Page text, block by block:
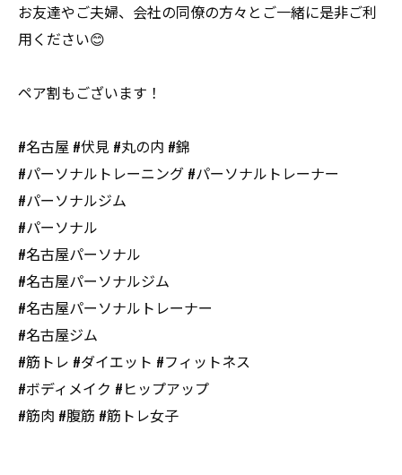
お友達やご夫婦、会社の同僚の方々とご一緒に是非ご利
用ください😊
ペア割もございます！
#名古屋 #伏見 #丸の内 #錦
#パーソナルトレーニング #パーソナルトレーナー
#パーソナルジム
#パーソナル
#名古屋パーソナル
#名古屋パーソナルジム
#名古屋パーソナルトレーナー
#名古屋ジム
#筋トレ #ダイエット #フィットネス
#ボディメイク #ヒップアップ
#筋肉 #腹筋 #筋トレ女子